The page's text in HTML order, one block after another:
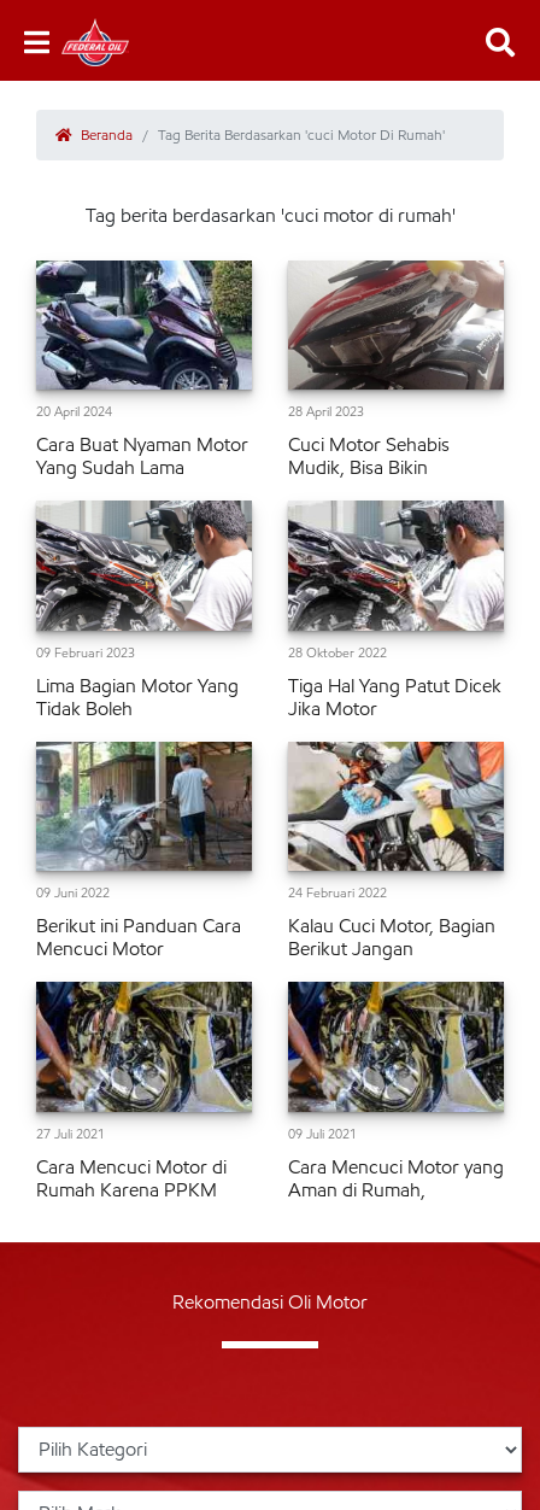
Beranda Tag Berita Berdasarkan 'cuci Motor Di Rumah'
Tag berita berdasarkan 'cuci motor di rumah'
20 April 2024
Cara Buat Nyaman Motor
Yang Sudah Lama
28 April 2023
Cuci Motor Sehabis
Mudik, Bisa Bikin
09 Februari 2023
Lima Bagian Motor Yang
Tidak Boleh
28 Oktober 2022
Tiga Hal Yang Patut Dicek
Jika Motor
09 Juni 2022
Berikut ini Panduan Cara
Mencuci Motor
24 Februari 2022
Kalau Cuci Motor, Bagian
Berikut Jangan
27 Juli 2021
Cara Mencuci Motor di
Rumah Karena PPKM
09 Juli 2021
Cara Mencuci Motor yang
Aman di Rumah,
Rekomendasi Oli Motor